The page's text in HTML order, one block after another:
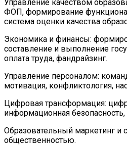
Управление качеством
ФОП, формирование
система оценки качества
Экономика и финансы:
составление и выполнение
оплата труда, фандрайзинг.
Управление персоналом:
мотивация, конфликтология,
Цифровая трансформация:
информационная
Образовательный маркетинг и
общественностью.